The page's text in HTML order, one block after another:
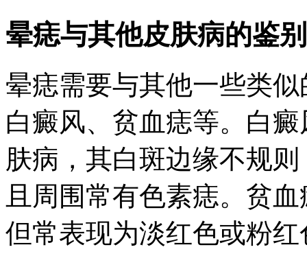
晕痣与其他皮肤病的鉴
晕痣需要与其他一些类
白癜风、贫血痣等。白
肤病，其白斑边缘不规
且周围常有色素痣。贫
但常表现为淡红色或粉